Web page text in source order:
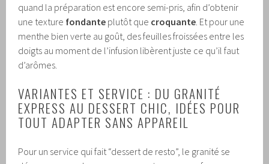
quand la préparation est encore semi-pris, afin d’obtenir
une texture fondante plutôt que croquante. Et pour une
menthe bien verte au goût, des feuilles froissées entre les
doigts au moment de l’infusion libèrent juste ce qu’il faut
d’arômes.
VARIANTES ET SERVICE : DU GRANITÉ
EXPRESS AU DESSERT CHIC, IDÉES POUR
TOUT ADAPTER SANS APPAREIL
Pour un service qui fait “dessert de resto”, le granité se